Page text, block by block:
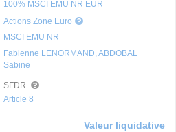
100% MSCI EMU NR EUR
Actions Zone Euro
MSCI EMU NR
Fabienne LENORMAND, ABDOBAL
Sabine
SFDR
Article 8
Valeur liquidative